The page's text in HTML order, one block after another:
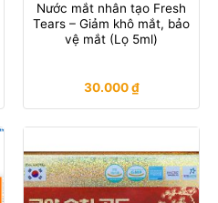
Nước mắt nhân tạo Fresh
Tears – Giảm khô mắt, bảo
vệ mắt (Lọ 5ml)
30.000₫